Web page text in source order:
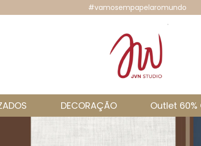
#vamosempapelaromundo
DECORAÇÃO Outlet 60%